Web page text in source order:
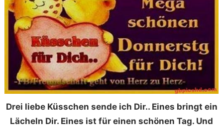
Drei liebe Küsschen sende ich Dir.. Eines bringt ein
Lächeln Dir. Eines ist für einen schönen Tag. Und